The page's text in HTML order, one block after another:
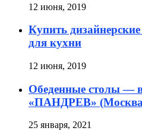
12 июня, 2019
Купить
для кухни
12 июня, 2019
Обеденные столы —
«ПАНДРЕВ»
25 января, 2021